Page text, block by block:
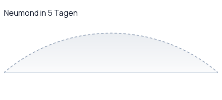
Neumond in 5 Tagen